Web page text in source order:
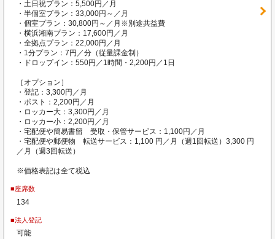
・土日祝プラン：5,500円／月
・半個室プラン：33,000円～／月
・個室プラン：30,800円～／月※別途共益費
・横浜湘南プラン：17,600円／月
・全拠点プラン：22,000円／月
・1分プラン：7円／分（従量課金制）
・ドロップイン：550円／1時間・2,200円／1日
［オプション］
・登記：3,300円／月
・ポスト：2,200円／月
・ロッカー大：3,300円／月
・ロッカー小：2,200円／月
・宅配便や簡易書留 受取・保管サービス：1,100円／月
・宅配便や郵便物 転送サービス：1,100 円／月（週1回転送）3,300 円
／月（週3回転送）
※価格表記は全て税込
■座席数
134
■法人登記
可能